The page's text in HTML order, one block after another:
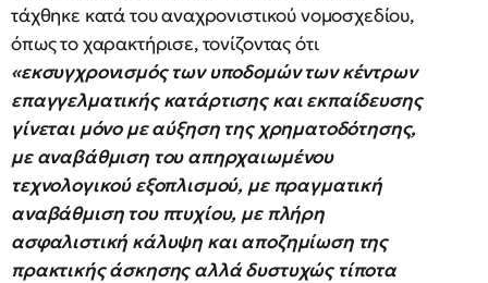
τάχθηκε κατά του αναχρονιστικού νομοσχεδίου,
όπως το χαρακτήρισε, τονίζοντας ότι
«εκσυγχρονισμός των υποδομών των κέντρων
επαγγελματικής κατάρτισης και εκπαίδευσης
γίνεται μόνο με αύξηση της χρηματοδότησης,
με αναβάθμιση του απηρχαιωμένου
τεχνολογικού εξοπλισμού, με πραγματική
αναβάθμιση του πτυχίου, με πλήρη
ασφαλιστική κάλυψη και αποζημίωση της
πρακτικής άσκησης αλλά δυστυχώς τίποτα